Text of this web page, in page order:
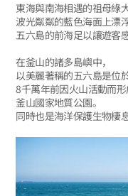
東海與南海相遇的祖母綠
波光粼粼的藍色海面上漂
五六島的前海足以讓遊客
在釜山的諸多島嶼中，
以美麗著稱的五六島是位
8千萬年前因火山活動而
釜山國家地質公園。
同時也是海洋保護生物棲